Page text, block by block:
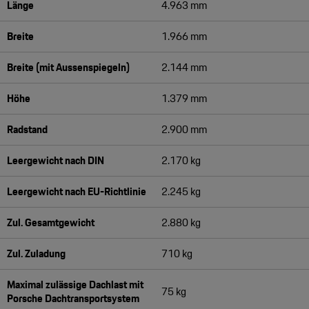
Länge
4.963 mm
Breite
1.966 mm
Breite (mit Aussenspiegeln)
2.144 mm
Höhe
1.379 mm
Radstand
2.900 mm
Leergewicht nach DIN
2.170 kg
Leergewicht nach EU-Richtlinie
2.245 kg
Zul. Gesamtgewicht
2.880 kg
Zul. Zuladung
710 kg
Maximal zulässige Dachlast mit
Porsche Dachtransportsystem
75 kg